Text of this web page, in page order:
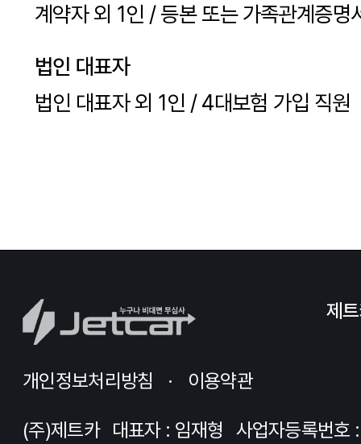
계약자 외 1인 / 등본 또는 가족관계증명
법인 대표자
법인 대표자 외 1인 / 4대보험 가입 직원
제
개인정보처리방침 이용약관
(주)제트카 대표자 : 임재형
사업자등록번